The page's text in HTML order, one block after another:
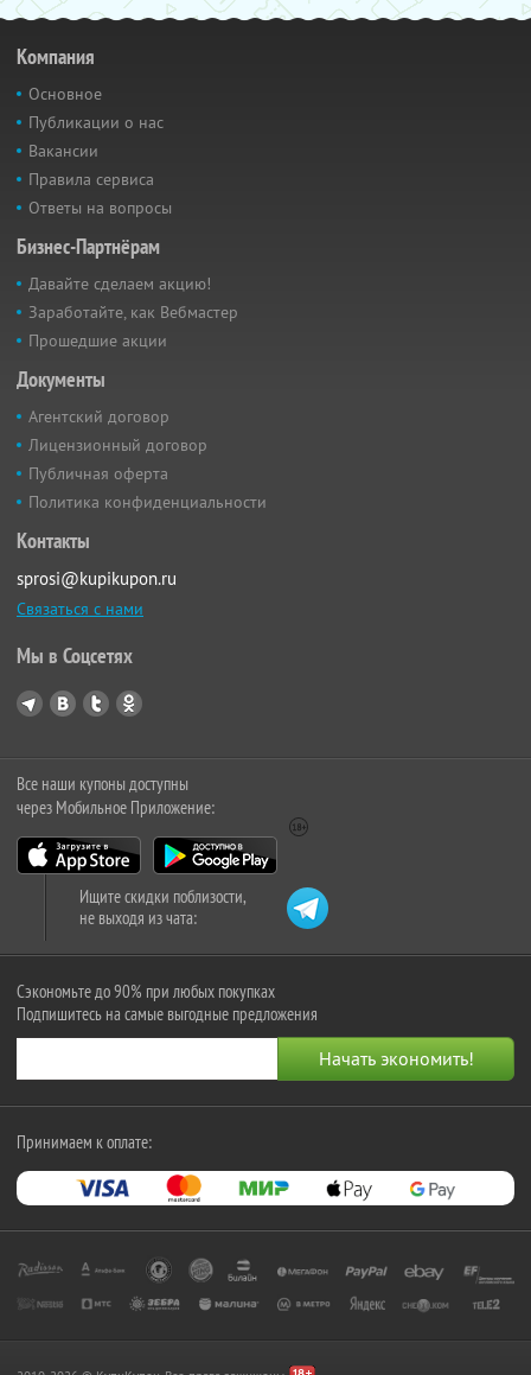
Компания
Основное
Публикации о нас
Вакансии
Правила сервиса
Ответы на вопросы
Бизнес-Партнёрам
Давайте сделаем акцию!
Заработайте, как Вебмастер
Прошедшие акции
Документы
Агентский договор
Лицензионный договор
Публичная оферта
Политика конфиденциальности
Контакты
sprosi@kupikupon.ru
Связаться с нами
Мы в Соцсетях
Все наши купоны доступны
через Мобильное Приложение:
Ищите скидки поблизости,
не выходя из чата:
Сэкономьте до 90% при любых покупках
Подпишитесь на самые выгодные предложения
Принимаем к оплате: